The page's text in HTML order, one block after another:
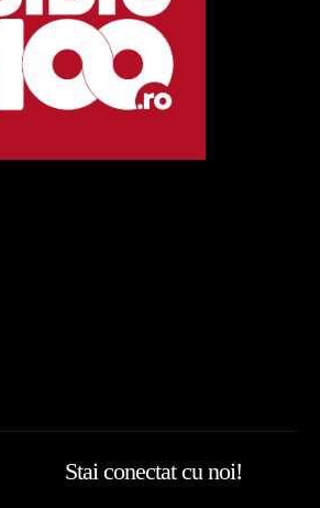
Stai conectat cu noi!